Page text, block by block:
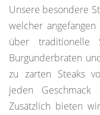
Unsere besondere
welcher
über traditionelle
Burgunderbraten
zu zarten Steaks
jeden
Zusätzlich bieten